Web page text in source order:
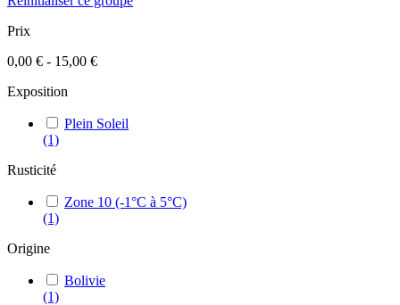
Prix
0,00 € - 15,00 €
Exposition
Plein Soleil
(1)
Rusticité
Zone 10 (-1°C à 5°C)
(1)
Origine
Bolivie
(1)